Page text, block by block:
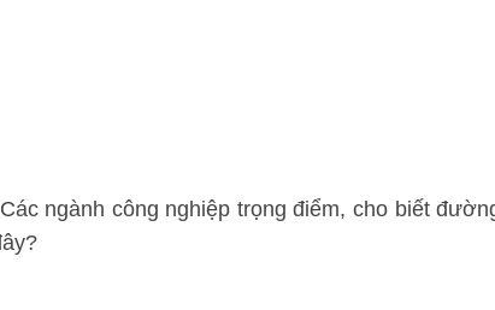
ngành công nghiệp trọng điểm, cho biết